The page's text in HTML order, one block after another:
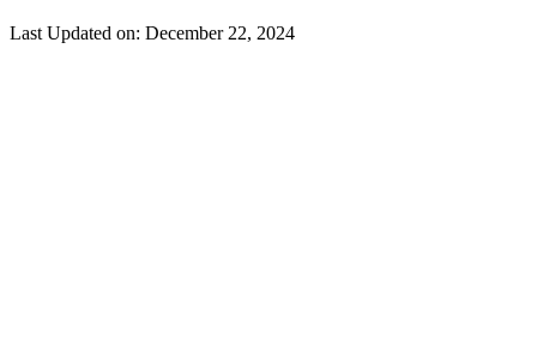
Last Updated on: December 22, 2024